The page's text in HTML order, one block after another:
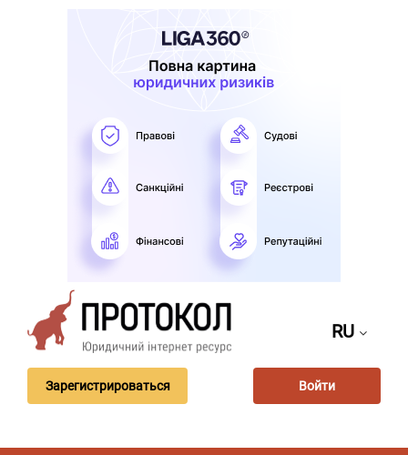
RU
Зарегистрироваться Войти